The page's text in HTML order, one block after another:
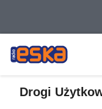
Drogi